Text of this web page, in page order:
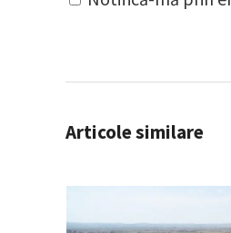
Articole similare